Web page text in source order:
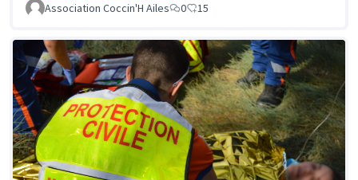
Association Coccin'H Ailes 0 15